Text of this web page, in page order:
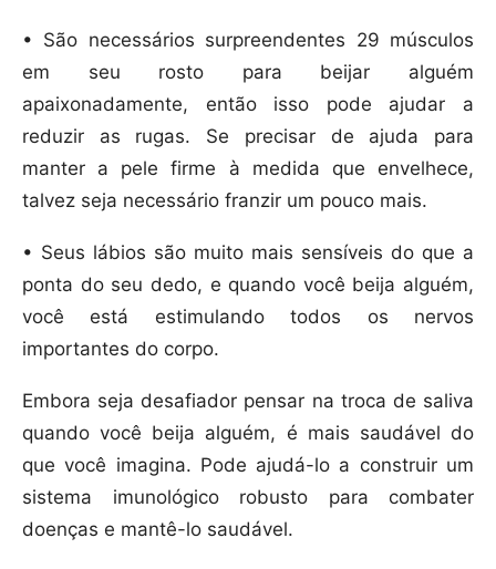
• São necessários surpreendentes 29 músculos
em seu rosto para beijar alguém
apaixonadamente, então isso pode ajudar a
reduzir as rugas. Se precisar de ajuda para
manter a pele firme à medida que envelhece,
talvez seja necessário franzir um pouco mais.
• Seus lábios são muito mais sensíveis do que a
ponta do seu dedo, e quando você beija alguém,
você está estimulando todos os nervos
importantes do corpo.
Embora seja desafiador pensar na troca de saliva
quando você beija alguém, é mais saudável do
que você imagina. Pode ajudá-lo a construir um
sistema imunológico robusto para combater
doenças e mantê-lo saudável.